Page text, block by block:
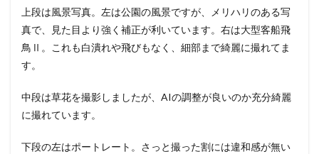
上段は風景写真。左は公園の風景ですが、メリハリのある写
真で、見た目より強く補正が利いています。右は大型客船飛
鳥Ⅱ。これも白潰れや飛びもなく、細部まで綺麗に撮れてま
す。
中段は草花を撮影しましたが、AIの調整が良いのか充分綺麗
に撮れています。
下段の左はポートレート。さっと撮った割には違和感が無い